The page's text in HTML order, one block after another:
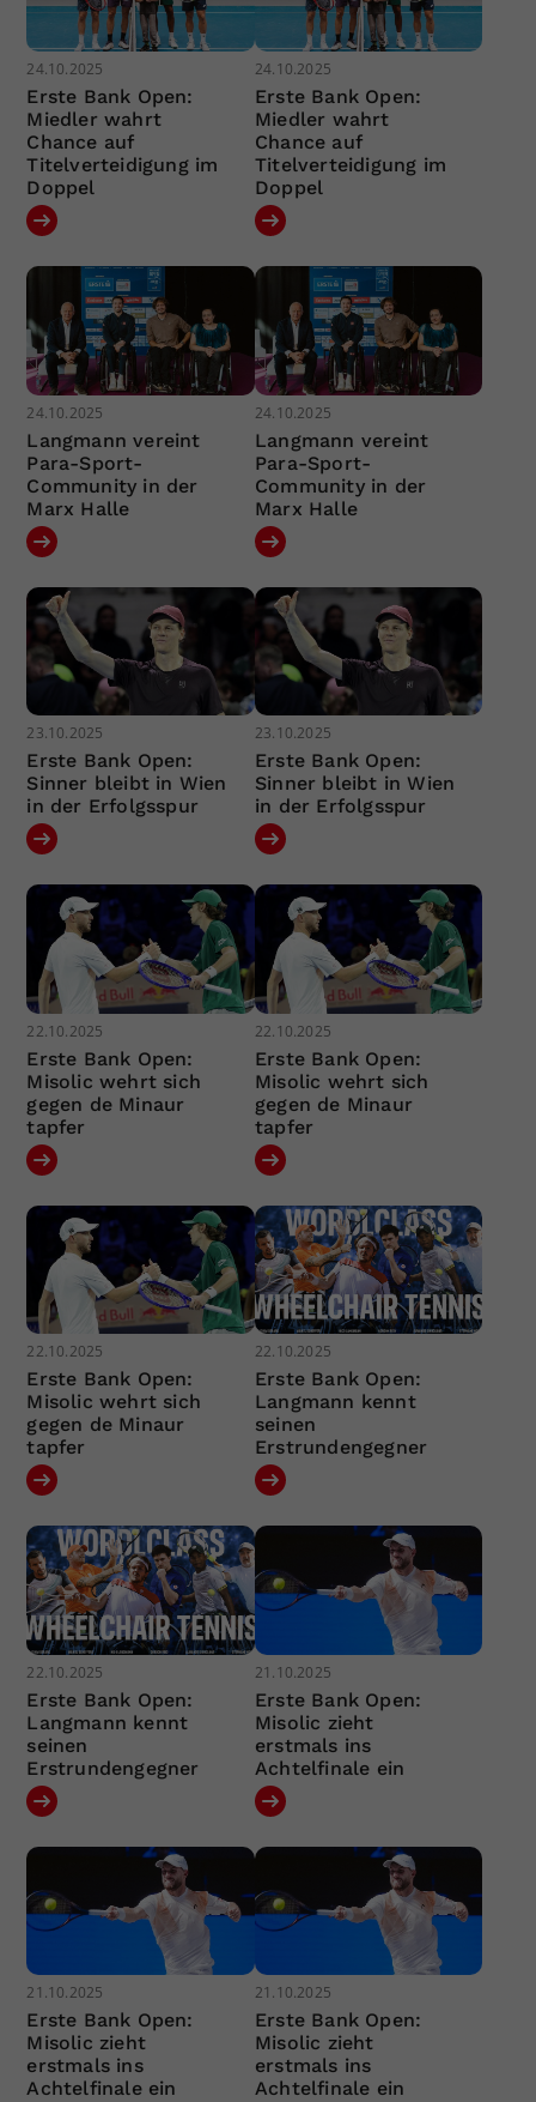
24.10.2025
Erste Bank Open:
Miedler wahrt
Chance auf
Titelverteidigung im
Doppel
24.10.2025
Erste Bank Open:
Miedler wahrt
Chance auf
Titelverteidigung im
Doppel
24.10.2025
Langmann vereint
Para-Sport-
Community in der
Marx Halle
24.10.2025
Langmann vereint
Para-Sport-
Community in der
Marx Halle
23.10.2025
Erste Bank Open:
Sinner bleibt in Wien
in der Erfolgsspur
23.10.2025
Erste Bank Open:
Sinner bleibt in Wien
in der Erfolgsspur
22.10.2025
Erste Bank Open:
Misolic wehrt sich
gegen de Minaur
tapfer
22.10.2025
Erste Bank Open:
Misolic wehrt sich
gegen de Minaur
tapfer
22.10.2025
Erste Bank Open:
Misolic wehrt sich
gegen de Minaur
tapfer
22.10.2025
Erste Bank Open:
Langmann kennt
seinen
Erstrundengegner
22.10.2025
Erste Bank Open:
Langmann kennt
seinen
Erstrundengegner
21.10.2025
Erste Bank Open:
Misolic zieht
erstmals ins
Achtelfinale ein
21.10.2025
Erste Bank Open:
Misolic zieht
erstmals ins
Achtelfinale ein
21.10.2025
Erste Bank Open:
Misolic zieht
erstmals ins
Achtelfinale ein